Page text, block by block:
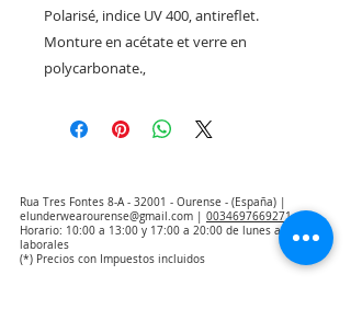
Polarisé, indice UV 400, antireflet.
Monture en acétate et verre en
polycarbonate.,
Rua Tres Fontes 8-A - 32001 - Ourense - (España) |
elunderwearourense@gmail.com
0034697669271
Horario: 10:00 a 13:00 y 17:00 a 20:00 de lunes a viernes
laborales
(*) Precios con Impuestos incluidos